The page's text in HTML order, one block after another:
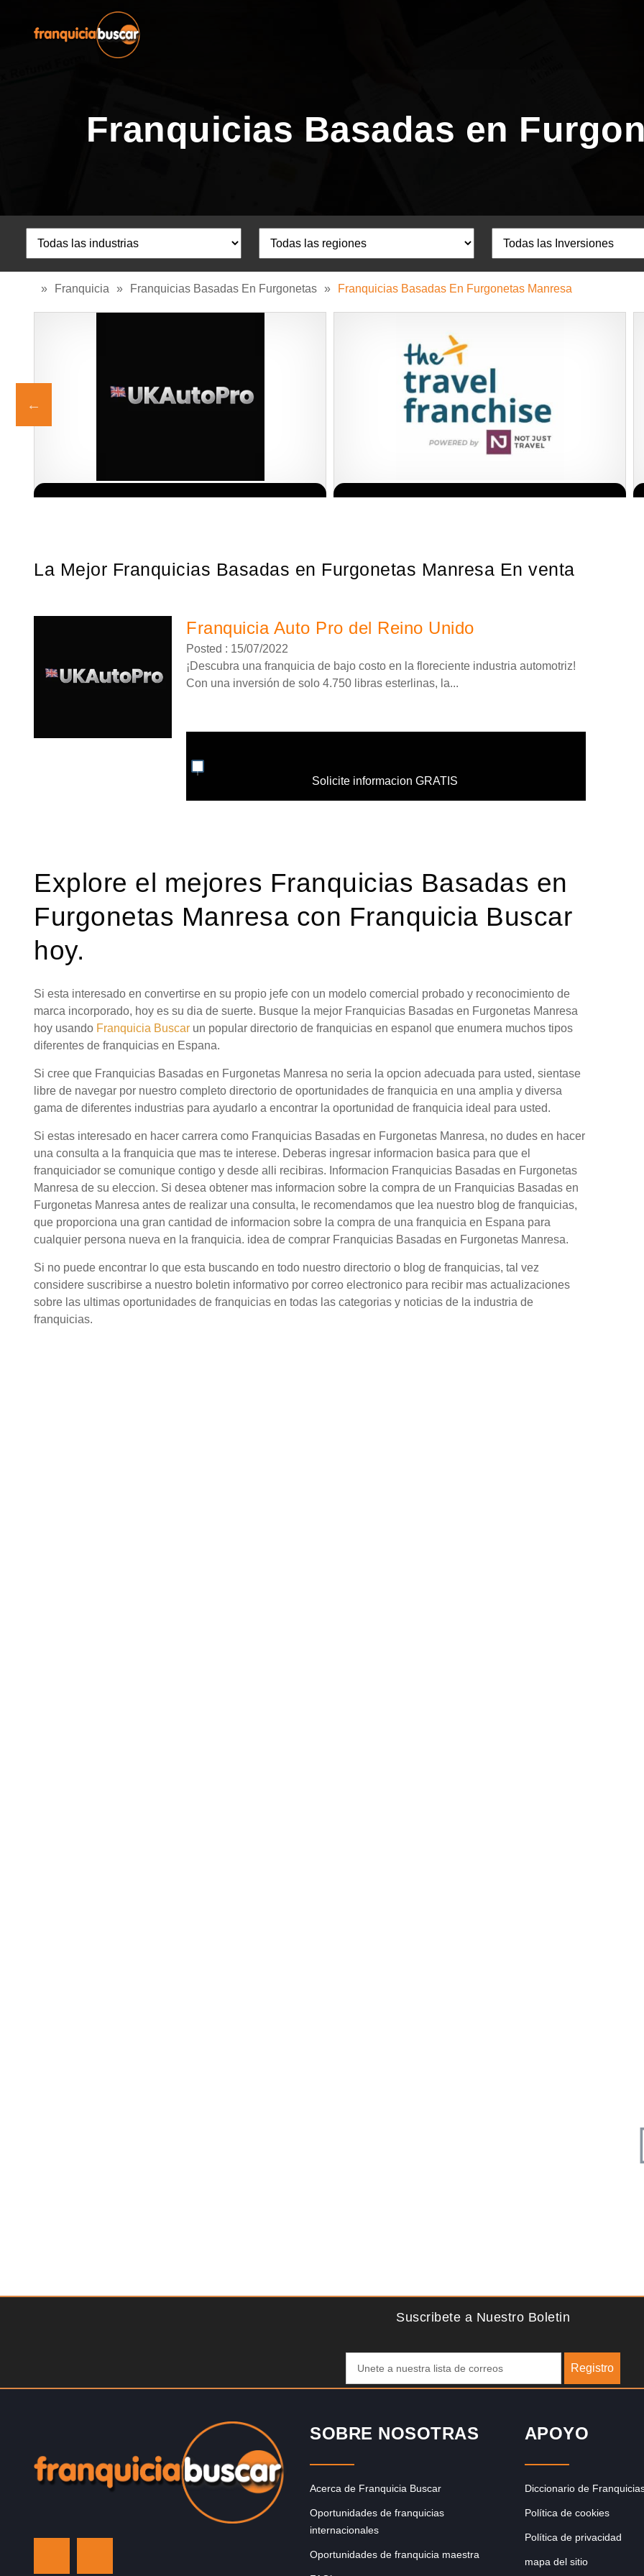
Franquicias Basadas en
» Franquicia » Franquicias Basadas En Furgonetas » Franquicias Basadas En Furgonetas Manresa
La Mejor Franquicias Basadas en Furgonetas Manresa En venta
Franquicia Auto Pro del Reino Unido
Posted : 15/07/2022
¡Descubra una franquicia de bajo costo en la floreciente industria automotriz!
Con una inversión de solo 4.750 libras esterlinas, la...
Solicite informacion GRATIS
Explore el mejores Franquicias Basadas en
Furgonetas Manresa con Franquicia Buscar
hoy.
Si esta interesado en convertirse en su propio jefe con un modelo comercial probado y reconocimiento de
marca incorporado, hoy es su dia de suerte. Busque la mejor Franquicias Basadas en Furgonetas Manresa
hoy usando Franquicia Buscar un popular directorio de franquicias en espanol que enumera muchos tipos
diferentes de franquicias en Espana.
Si cree que Franquicias Basadas en Furgonetas Manresa no seria la opcion adecuada para usted, sientase
libre de navegar por nuestro completo directorio de oportunidades de franquicia en una amplia y diversa
gama de diferentes industrias para ayudarlo a encontrar la oportunidad de franquicia ideal para usted.
Si estas interesado en hacer carrera como Franquicias Basadas en Furgonetas Manresa, no dudes en hacer
una consulta a la franquicia que mas te interese. Deberas ingresar informacion basica para que el
franquiciador se comunique contigo y desde alli recibiras. Informacion Franquicias Basadas en Furgonetas
Manresa de su eleccion. Si desea obtener mas informacion sobre la compra de un Franquicias Basadas en
Furgonetas Manresa antes de realizar una consulta, le recomendamos que lea nuestro blog de franquicias,
que proporciona una gran cantidad de informacion sobre la compra de una franquicia en Espana para
cualquier persona nueva en la franquicia. idea de comprar Franquicias Basadas en Furgonetas Manresa.
Si no puede encontrar lo que esta buscando en todo nuestro directorio o blog de franquicias, tal vez
considere suscribirse a nuestro boletin informativo por correo electronico para recibir mas actualizaciones
sobre las ultimas oportunidades de franquicias en todas las categorias y noticias de la industria de
franquicias.
involucrar a…
esterlinas, la…
Suscribete a Nuestro Boletin
Registro
SOBRE NOSOTRAS
Acerca de Franquicia Buscar
Oportunidades de franquicias
internacionales
Oportunidades de franquicia maestra
APOYO
Diccionario de
Política de cookies
Política de privacidad
mapa del sitio